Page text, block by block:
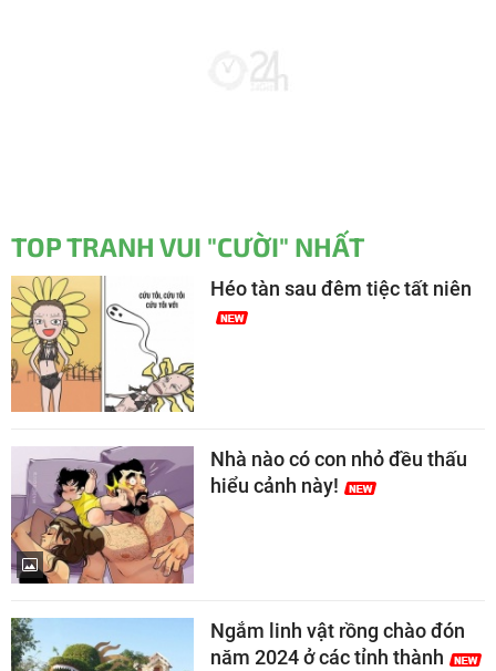
TOP TRANH VUI "CƯỜI" NHẤT
Héo tàn sau đêm tiệc tất niên
Nhà nào có con nhỏ đều thấu
hiểu cảnh này!
Ngắm linh vật rồng chào đón
năm 2024 ở các tỉnh thành